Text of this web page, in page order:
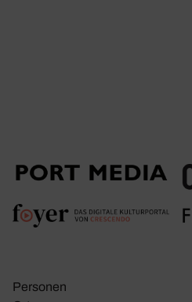
Personen